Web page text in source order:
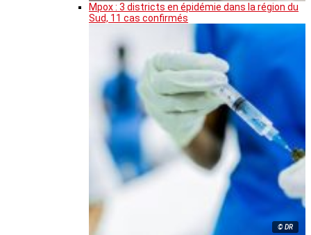
Mpox : 3 districts en épidémie dans la région du
Sud, 11 cas confirmés
© DR